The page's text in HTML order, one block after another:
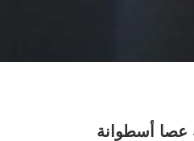
عصا أسطوانة